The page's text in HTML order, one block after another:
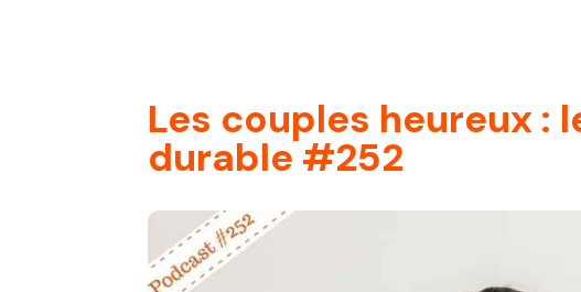
Les couples heureux :
durable #252